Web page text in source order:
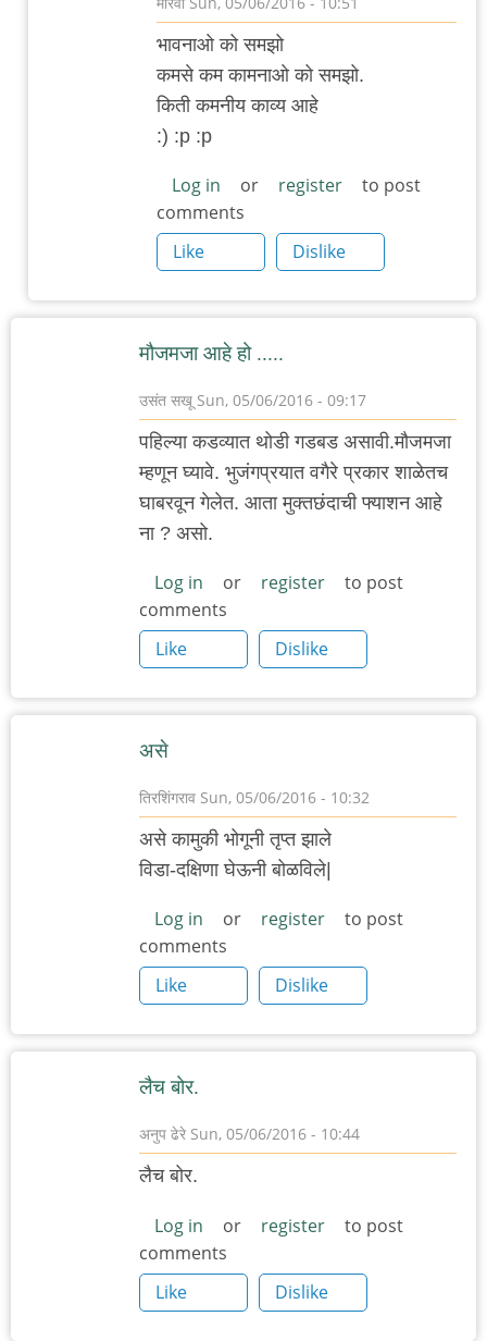
In
reply
to
(
वृत्त
सांभाळणे
अपेक्षित
होते
by
भावनाओ को समझो
कमसे कम कामनाओ को समझो.
किती कमनीय काव्य आहे
:) :p :p
Log in or register
to post
comments
Like
Dislike
मौजमजा आहे हो .....
उसंत सखू Sun, 05/06/2016 - 09:17
पहिल्या कडव्यात थोडी गडबड असावी.मौजमजा
म्हणून घ्यावे. भुजंगप्रयात वगैरे प्रकार शाळेतच
घाबरवून गेलेत. आता मुक्तछंदाची फ्याशन आहे
ना ? असो.
Log in or register
to post
comments
Like
Dislike
असे
तिरशिंगराव Sun, 05/06/2016 - 10:32
असे कामुकी भोगूनी तृप्त झाले
विडा-दक्षिणा घेऊनी बोळविले|
Log in or register
to post
comments
Like
Dislike
लैच बोर.
अनुप ढेरे Sun, 05/06/2016 - 10:44
लैच बोर.
Log in or register
to post
comments
Like
Dislike